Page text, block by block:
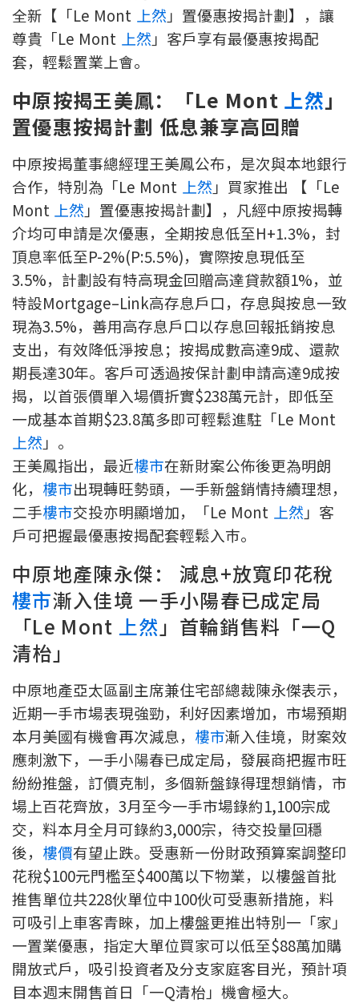
下載中心
按揭全面睇
新聞/研究
公司動態
按市新聞
統計數據庫
按揭快趣智識
按揭智庫
樓按專欄
按揭百科
實時銀行資訊
裝修·保險優惠
免費裝修轉介服務
裝修設計專欄
火險、家居、寵物保險
保險資訊專欄
聯絡我們
聯絡方法
網上申請按揭轉介
條款及細則
私隱政策
简
本網頁所提供資料僅作參考用途。
若因錯漏而引致任何不便或損失，中原按揭概不負責。
本網站採用無障礙網頁設計，如有任何問題，可查詢：
2889 2886 / cmb@mail.centanet.com
中原地產 | 網上搵樓 |
中原工商舖
© 2026 中原按揭經紀有限公司 Centaline Mortgage Broker Limited 版權所有
全新【「Le Mont 上然 」置優惠按揭計劃】，讓
尊貴「Le Mont 上然 」客戶享有最優惠按揭配
套，輕鬆置業上會。
中原按揭王美鳳：「Le Mont 上然」
置優惠按揭計劃 低息兼享高回贈
中原按揭董事總經理王美鳳公布，是次與本地銀行
合作，特別為「Le Mont 上然 」買家推出 【「Le
Mont 上然 」置優惠按揭計劃】，凡經中原按揭轉
介均可申請是次優惠，全期按息低至H+1.3%，封
頂息率低至P-2%(P:5.5%)，實際按息現低至
3.5%，計劃設有特高現金回贈高達貸款額1%，並
特設Mortgage–Link高存息戶口，存息與按息一致
現為3.5%，善用高存息戶口以存息回報抵銷按息
支出，有效降低淨按息；按揭成數高達9成、還款
期長達30年。客戶可透過按保計劃申請高達9成按
揭，以首張價單入場價折實$238萬元計，即低至
一成基本首期$23.8萬多即可輕鬆進駐「Le Mont
上然 」。
王美鳳指出，最近樓市在新財案公佈後更為明朗
化， 樓市出現轉旺勢頭，一手新盤銷情持續理想，
二手樓市交投亦明顯增加，「Le Mont 上然 」客
戶可把握最優惠按揭配套輕鬆入巿。
中原地產陳永傑： 減息+放寬印花稅
樓市漸入佳境 一手小陽春已成定局
「Le Mont 上然 」首輪銷售料「一Q
清枱」
中原地產亞太區副主席兼住宅部總裁陳永傑表示，
近期一手市場表現強勁，利好因素增加，市場預期
本月美國有機會再次減息， 樓市漸入佳境，財案效
應刺激下，一手小陽春已成定局，發展商把握市旺
紛紛推盤，訂價克制，多個新盤錄得理想銷情，市
場上百花齊放，3月至今一手市場錄約1,100宗成
交，料本月全月可錄約3,000宗，待交投量回穩
後， 樓價有望止跌。受惠新一份財政預算案調整印
花稅$100元門檻至$400萬以下物業，以樓盤首批
推售單位共228伙單位中100伙可受惠新措施，料
可吸引上車客青睞，加上樓盤更推出特別一「家」
一置業優惠，指定大單位買家可以低至$88萬加購
開放式戶，吸引投資者及分支家庭客目光，預計項
目本週末開售首日「一Q清枱」機會極大。